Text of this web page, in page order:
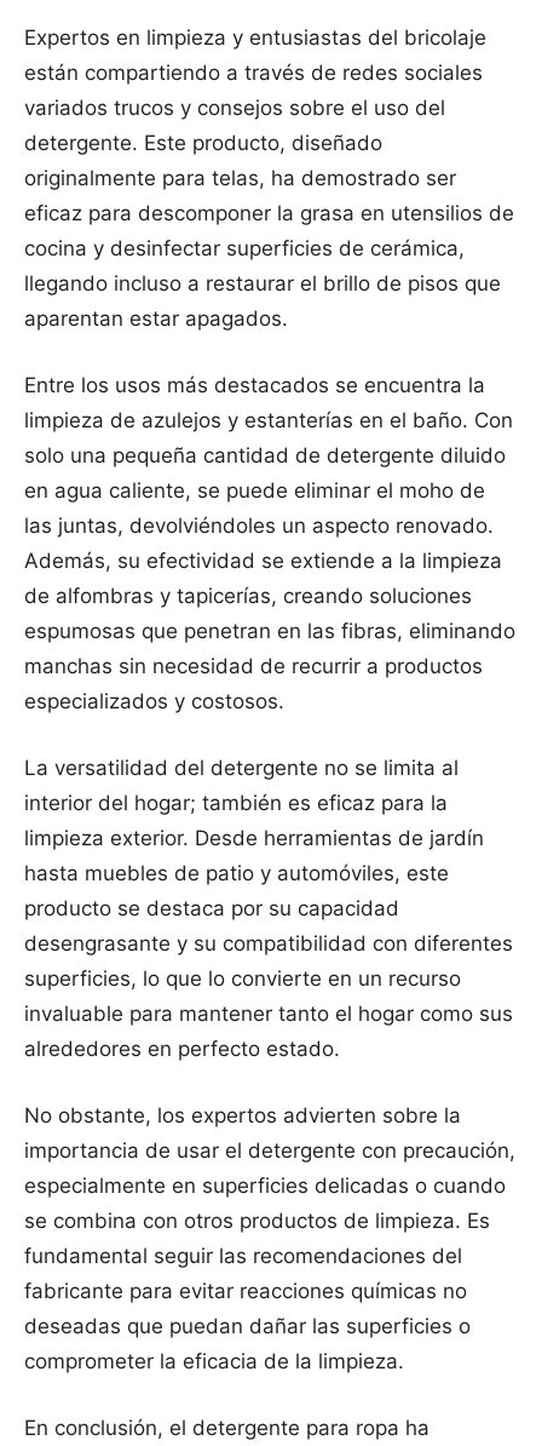
Expertos en limpieza y entusiastas del bricolaje
están compartiendo a través de redes sociales
variados trucos y consejos sobre el uso del
detergente. Este producto, diseñado
originalmente para telas, ha demostrado ser
eficaz para descomponer la grasa en utensilios de
cocina y desinfectar superficies de cerámica,
llegando incluso a restaurar el brillo de pisos que
aparentan estar apagados.
Entre los usos más destacados se encuentra la
limpieza de azulejos y estanterías en el baño. Con
solo una pequeña cantidad de detergente diluido
en agua caliente, se puede eliminar el moho de
las juntas, devolviéndoles un aspecto renovado.
Además, su efectividad se extiende a la limpieza
de alfombras y tapicerías, creando soluciones
espumosas que penetran en las fibras, eliminando
manchas sin necesidad de recurrir a productos
especializados y costosos.
La versatilidad del detergente no se limita al
interior del hogar; también es eficaz para la
limpieza exterior. Desde herramientas de jardín
hasta muebles de patio y automóviles, este
producto se destaca por su capacidad
desengrasante y su compatibilidad con diferentes
superficies, lo que lo convierte en un recurso
invaluable para mantener tanto el hogar como sus
alrededores en perfecto estado.
No obstante, los expertos advierten sobre la
importancia de usar el detergente con precaución,
especialmente en superficies delicadas o cuando
se combina con otros productos de limpieza. Es
fundamental seguir las recomendaciones del
fabricante para evitar reacciones químicas no
deseadas que puedan dañar las superficies o
comprometer la eficacia de la limpieza.
En conclusión, el detergente para ropa ha